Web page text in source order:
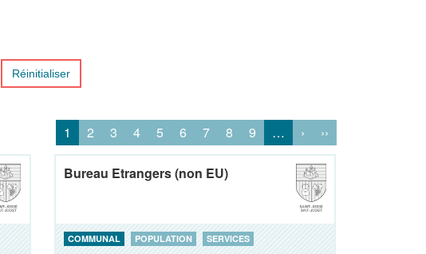
Réinitialiser
1 2 3 4 5 6 7 8 9 … › ››
Bureau Etrangers (non EU)
COMMUNAL POPULATION SERVICES